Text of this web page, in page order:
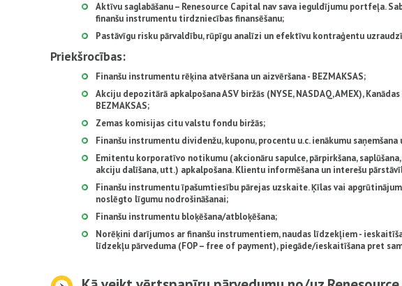
Aktīvu saglabāšanu – Renesource Capital nav sava ieguldījumu portfeļa.
finanšu instrumentu tirdzniecības finansēšanu;
Pastāvīgu risku pārvaldību, rūpīgu analīzi un efektīvu kontraģentu
Priekšrocības:
Finanšu instrumentu rēķina atvēršana un aizvēršana - BEZMAKSAS;
Akciju depozitārā apkalpošana ASV biržās (NYSE, NASDAQ, AMEX),
BEZMAKSAS;
Zemas komisijas citu valstu fondu biržās;
Finanšu instrumentu dividenžu, kuponu, procentu u.c. ienākumu saņemšana
Emitentu korporatīvo notikumu (akcionāru sapulce, pārpirkšana,
akciju dalīšana, utt.) apkalpošana. Klientu informēšana un interešu
Finanšu instrumentu īpašumtiesību pārejas uzskaite. Ķīlas vai
noslēgto līgumu nodrošināšanai;
Finanšu instrumentu bloķēšana/atbloķēšana;
Norēķini darījumos ar finanšu instrumentiem, naudas līdzekļiem -
līdzekļu pārveduma (FOP – free of payment), piegāde/ieskaitīšana pret